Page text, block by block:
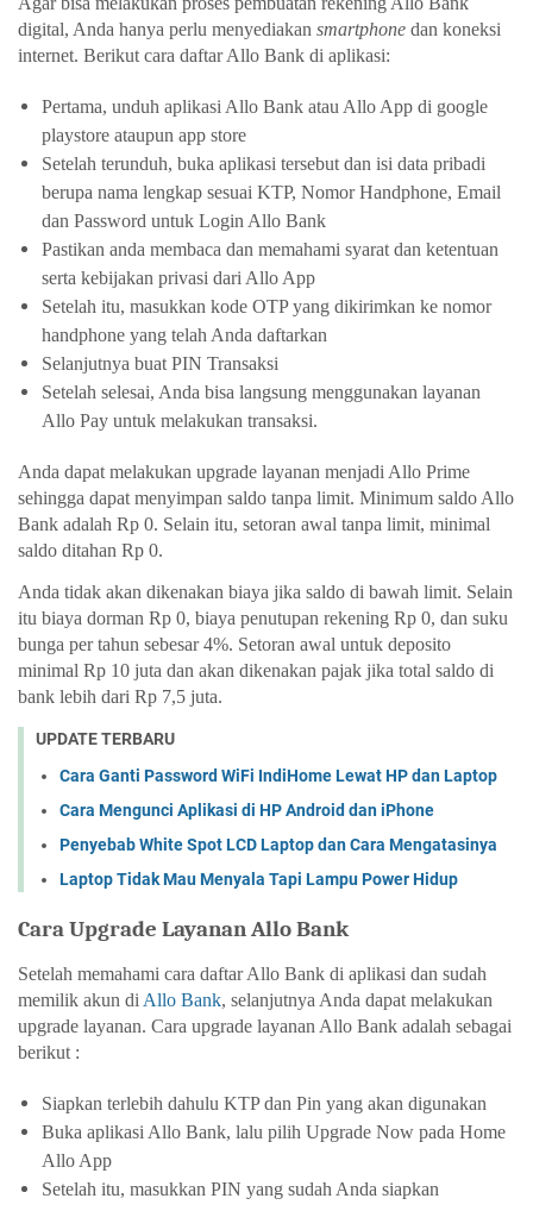
digital, Anda hanya perlu menyediakan smartphone dan koneksi
internet. Berikut cara daftar Allo Bank di aplikasi:
Pertama, unduh aplikasi Allo Bank atau Allo App di google
playstore ataupun app store
Setelah terunduh, buka aplikasi tersebut dan isi data pribadi
berupa nama lengkap sesuai KTP, Nomor Handphone, Email
dan Password untuk Login Allo Bank
Pastikan anda membaca dan memahami syarat dan ketentuan
serta kebijakan privasi dari Allo App
Setelah itu, masukkan kode OTP yang dikirimkan ke nomor
handphone yang telah Anda daftarkan
Selanjutnya buat PIN Transaksi
Setelah selesai, Anda bisa langsung menggunakan layanan
Allo Pay untuk melakukan transaksi.
Anda dapat melakukan upgrade layanan menjadi Allo Prime
sehingga dapat menyimpan saldo tanpa limit. Minimum saldo Allo
Bank adalah Rp 0. Selain itu, setoran awal tanpa limit, minimal
saldo ditahan Rp 0.
Anda tidak akan dikenakan biaya jika saldo di bawah limit. Selain
itu biaya dorman Rp 0, biaya penutupan rekening Rp 0, dan suku
bunga per tahun sebesar 4%. Setoran awal untuk deposito
minimal Rp 10 juta dan akan dikenakan pajak jika total saldo di
bank lebih dari Rp 7,5 juta.
UPDATE TERBARU
Cara Ganti Password WiFi IndiHome Lewat HP dan Laptop
Cara Mengunci Aplikasi di HP Android dan iPhone
Penyebab White Spot LCD Laptop dan Cara Mengatasinya
Laptop Tidak Mau Menyala Tapi Lampu Power Hidup
Cara Upgrade Layanan Allo Bank
Setelah memahami cara daftar Allo Bank di aplikasi dan sudah
memilik akun di Allo Bank, selanjutnya Anda dapat melakukan
upgrade layanan. Cara upgrade layanan Allo Bank adalah sebagai
berikut :
Siapkan terlebih dahulu KTP dan Pin yang akan digunakan
Buka aplikasi Allo Bank, lalu pilih Upgrade Now pada Home
Allo App
Setelah itu, masukkan PIN yang sudah Anda siapkan